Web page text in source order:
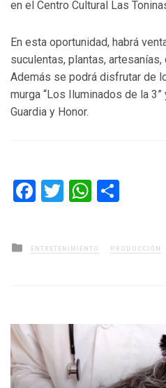
en el Centro Cultural Las
En esta oportunidad, habrá
suculentas, plantas,
Además se podrá disfrutar de
murga “Los Iluminados de la
Guardia y Honor.
Facebook
Twitter
Posted
in
ENTRETENIMIENTO PRODUCCIÓN